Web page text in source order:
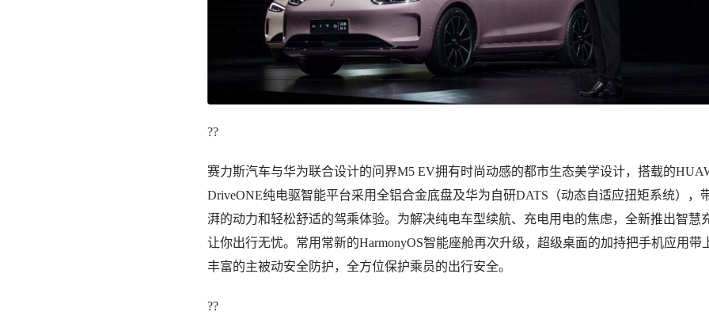
??
赛力斯汽车与华为联合设计的问界M5 EV拥有时尚动感的都市生态美学设计，搭载的
DriveONE纯电驱智能平台采用全铝合金底盘及华为自研DATS（动态自适应扭矩系统），
湃的动力和轻松舒适的驾乘体验。为解决纯电车型续航、充电用电的焦虑，全新推出智慧
让你出行无忧。常用常新的HarmonyOS智能座舱再次升级，超级桌面的加持把手机应用带
丰富的主被动安全防护，全方位保护乘员的出行安全。
??